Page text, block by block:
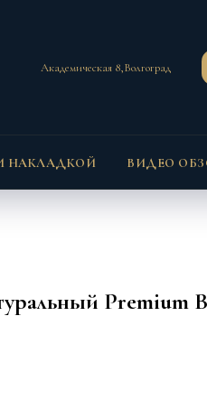
Академическая 8,Волгоград
НАКЛАДКОЙ ВИДЕО
Premium